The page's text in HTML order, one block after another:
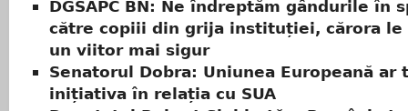
DGSAPC BN: Ne ȋndreptăm gȃndurile în
către copiii din grija instituției, cărora le
un viitor mai sigur
Senatorul Dobra: Uniunea Europeană ar
inițiativa în relația cu SUA